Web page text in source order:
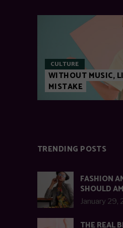
CULTURE
WITHOUT MUSIC,
MISTAKE
TRENDING POSTS
FASHION
SHOULD
January 29,
THE REAL